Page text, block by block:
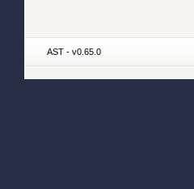
AST - v0.65.0